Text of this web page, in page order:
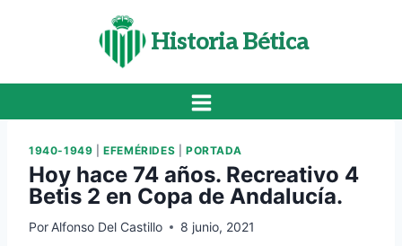
Historia Bética
1940-1949 |EFEMÉRIDES PORTADA
Hoy hace 74 años. Recreativo 4
Betis 2 en Copa de Andalucía.
Por Alfonso Del Castillo 8 junio, 2021